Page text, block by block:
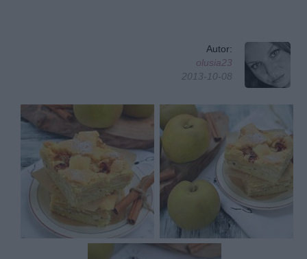
Autor:
olusia23
2013-10-08